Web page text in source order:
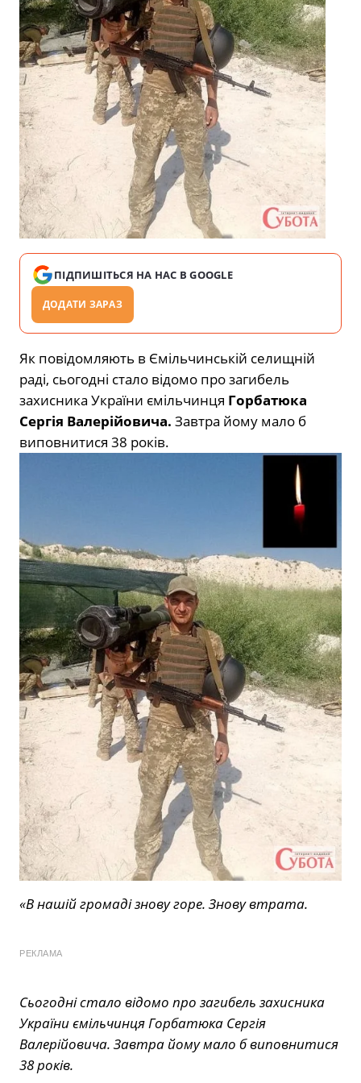
ПІДПИШІТЬСЯ НА НАС В GOOGLE
ДОДАТИ ЗАРАЗ
Як повідомляють в Ємільчинській селищній
раді, сьогодні стало відомо про загибель
захисника України ємільчинця Горбатюка
Сергія Валерійовича. Завтра йому мало б
виповнитися 38 років.
«В нашій громаді знову горе. Знову втрата.
РЕКЛАМА
Сьогодні стало відомо про загибель захисника
України ємільчинця Горбатюка Сергія
Валерійовича. Завтра йому мало б виповнитися
38 років.